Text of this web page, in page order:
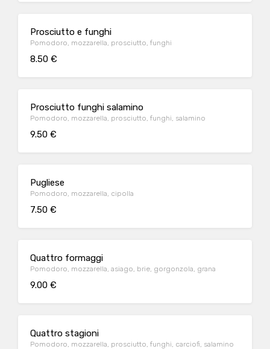
Prosciutto e funghi
Pomodoro, mozzarella, prosciutto, funghi
8.50 €
Prosciutto funghi salamino
Pomodoro, mozzarella, prosciutto, funghi, salamino
9.50 €
Pugliese
Pomodoro, mozzarella, cipolla
7.50 €
Quattro formaggi
Pomodoro, mozzarella, asiago, brie, gorgonzola, grana
9.00 €
Quattro stagioni
Pomodoro, mozzarella, prosciutto, funghi, carciofi, salamino